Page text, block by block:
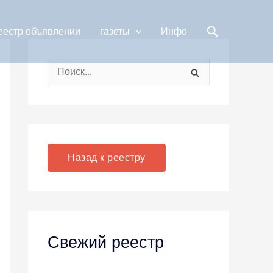
объявлении газеты Инфо Поиск
:
Назад к реестру
Свежий реестр